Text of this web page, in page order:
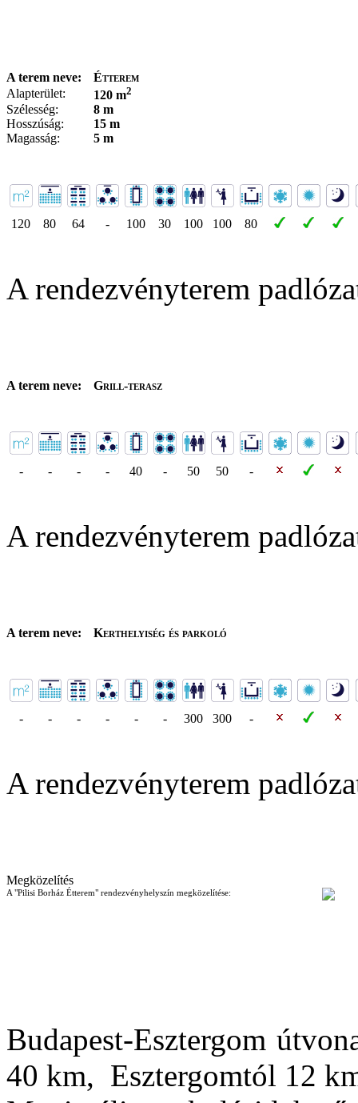
A terem neve:
Étterem
Alapterület:
120 m2
Szélesség:
8 m
Hosszúság:
15 m
Magasság:
5 m
120 80 64 - 100 30 100 100 80
A rendezvényterem
A terem neve: Grill-terasz
- - - - 40 - 50 50 -
A rendezvényterem
A terem neve: Kerthelyiség és parkoló
- - - - - - 300 300 -
A rendezvényterem
Megközelítés
A "Pilisi Borház Étterem" rendezvényhelyszín megközelítése:
Budapest-Esztergom
40 km, Esztergomtól